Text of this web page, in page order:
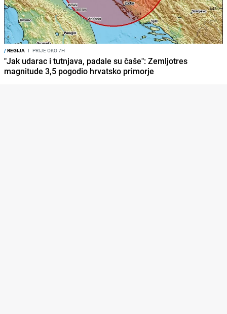
/REGIJA I PRIJE OKO 7H
"Jak udarac i tutnjava, padale su čaše": Zemljotres
magnitude 3,5 pogodio hrvatsko primorje